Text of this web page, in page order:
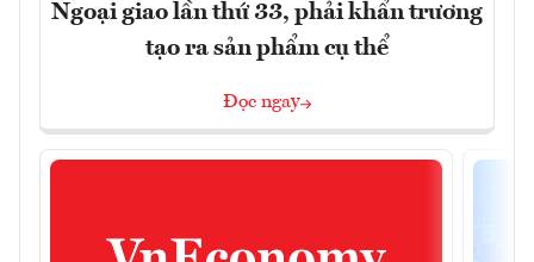
Ngoại giao lần thứ 33, phải khẩn trương
tạo ra sản phẩm cụ thể
Đọc ngay